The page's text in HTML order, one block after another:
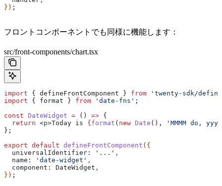
}) ;
フロントコンポーネントでも同様に機能します：
src/front-components/chart.tsx
import { defineFrontComponent } from 'twenty-sdk/
import { format } from 'date-fns' ;
const DateWidget = () => {
  return
<p>Today is { format ( new Date (),
'MMMM do,
};
export default defineFrontComponent ({
  universalIdentifier:
'...' ,
  name:
'date-widget' ,
  component:
DateWidget ,
}) ;